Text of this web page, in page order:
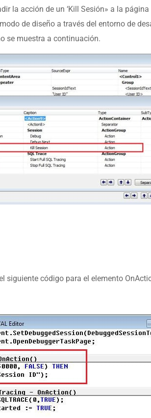
la acción de un ‘Kill Sesión» a la página
de diseño a través del entorno de
se muestra a continuación.
siguiente código para el elemento